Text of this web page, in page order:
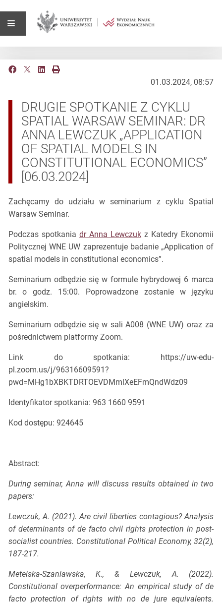
01.03.2024, 08:57
DRUGIE SPOTKANIE Z CYKLU
SPATIAL WARSAW SEMINAR: DR
ANNA LEWCZUK „APPLICATION
OF SPATIAL MODELS IN
CONSTITUTIONAL ECONOMICS”
[06.03.2024]
Zachęcamy do udziału w seminarium z cyklu Spatial
Warsaw Seminar.
Podczas spotkania dr Anna Lewczuk z Katedry Ekonomii
Politycznej WNE UW zaprezentuje badanie „Application of
spatial models in constitutional economics”.
Seminarium odbędzie się w formule hybrydowej 6 marca
br. o godz. 15:00. Poprowadzone zostanie w języku
angielskim.
Seminarium odbędzie się w sali A008 (WNE UW) oraz za
pośrednictwem platformy Zoom.
Link do spotkania: https://uw-edu-
pl.zoom.us/j/96316609591?
pwd=MHg1bXBKTDRTOEVDMmlXeEFmQndWdz09
Identyfikator spotkania: 963 1660 9591
Kod dostępu: 924645
Abstract:
During seminar, Anna will discuss results obtained in two
papers:
Lewczuk, A. (2021). Are civil liberties contagious? Analysis
of determinants of de facto civil rights protection in post-
socialist countries. Constitutional Political Economy, 32(2),
187-217.
Metelska-Szaniawska, K., & Lewczuk, A. (2022).
Constitutional overperformance: An empirical study of de
facto protection of rights with no de jure equivalents.